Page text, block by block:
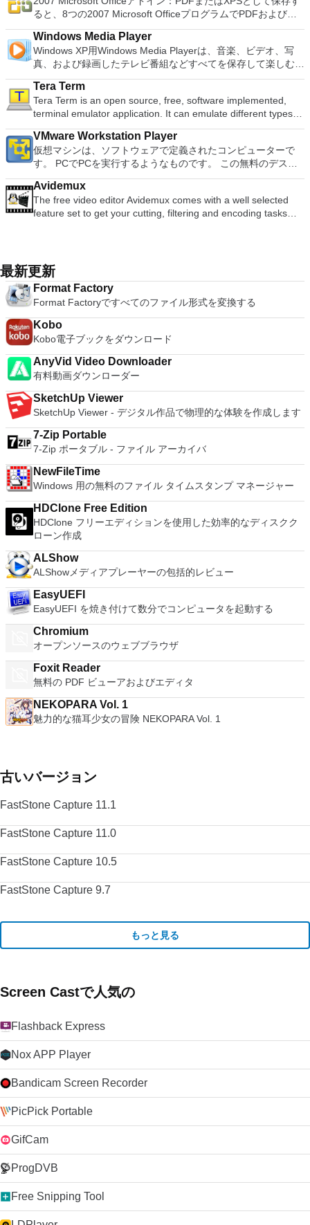
トヴィエシュ、リエトゥビウ、マジャール、オランダ、ノルス
ク、ポルスキ、ポルトガル、ポルトガル、スロヴェンスキー、
スロベンツキー、スロヴェンスキーSrpski、Suomi、
Svenska、Türkçe。
1080pまたは4K HDでゲームをプレイできます。 全体とし
ゲームを高い精度でエミュレートでき、Windowsとエミュレ
ーターを切り替えることができます。欠点は、高速ゲームに苦
労し、時々フリーズまたはクラッシュすることです。* PCSX2
を使用するには、コンソールから抽出できるPlaystation 2
BIOSが必要です。
Roaming and Docer online templates. Key features include:
Writer Efficient word processor. Presentation Multimedia
presentations creator. Spreadsheets Powerful tool for data
processing and analysis. 100% compatible with MS Office
document file types (.docx, .pptx, .xlsx, etc.). Thousands of
support (iOS and Android). WPS Cloud Storage included.
Although it is a free suite, WPS Office 2016 Free comes with
many innovative features, including a useful a paragraph
adjustment tool int he Writer program. It has an Office to PDF
converter, automatic spell checking and word count features.
It also has some neat tools such as the Watermark in
document, and converting PowerPoint to Word document
support. Overall, WPS Office 2016 Free is a good alternative
to Microsoft's offering. The Writer program is a versatile word
processor; the Presentation program is an easy to use and
effective slide show maker that helps you to create impressive
モート展開に使用可能なMSIがあります。デスクトッププラッ
トフォームにVNC Viewerをインストールする権限がない場合
は、スタンドアロンオプションを選択する必要があります。
主な機能は次のとおりです。 クラウドサービスを介してVNC
Connectを実行しているコンピューターに接続します。 Apple
Screen Sharing（ARD）などのサードパーティ製のVNC互換
ソフトウェアを実行しているコンピューターに直接接続しま
す。 各デバイスでVNC Viewerにサインインして、すべてのデ
バイス間の接続をバックアップおよび同期します。 仮想キー
の高度なキーが含まれています。 Bluetoothキーボードのサポ
ート。 VNC Connectサブスクリプションには、無料、有料、
試用の3つのバージョンがあります。 制御する必要のあるマシ
ンごとに、RealVNCのWebサイトにアクセスして、各コンピ
ューターにVNC Connectをダウンロードするだけです。次
に、RealVNCアカウントの資格情報を使用して、ローカルマ
シンでVNC Viewerにサインインします。そこから、コンピュ
ューターへのログインに使用するのと同じユーザー名とパスワ
ードを入力するだけです。 WIN 7,8,8.1,10をサポートしま
す。 VNC ViewerのMacバージョンをお探しですか？ここから
ダウンロード
ラウンドサウンドシステムの可能性を解き放ち、360°ビデオ
の増え続けるコレクションへのアクセスで仮想世界に没頭する
か、PCまたはラップトップでの比類のない再生サポートと独
自の強化により、どこにいても簡単にリラックスできます。
新機能は次のとおりです。 4K DHR向けに最適化 Ultra HD
Blu-ray、4K、HEVC / H.265およびHDR10コンテンツをサポー
ト全画面モードで21：9モニターで2.35：1の映画を見る常時
オンのミニビューでYouTubeライブを見る YouTubeおよび
Vimeoで4K HDRおよび360ビデオを再生 VRエクスペリエンス
の向上：Microsoft Mixed Realityヘッドセット、HTC、VIVE、
およびOculus Riftをサポート Fire TVとキャストのサポート
注：これは商用トライアルです。
ると、8つの2007 Microsoft OfficeプログラムでPDFおよび
XPS形式にエクスポートして保存できます。このツールを使用
すると、これらのプログラムのサブセットでPDF形式および
XPS形式の電子メール添付ファイルとして送信することもでき
ます（特定の機能はプログラムによって異なります）。 この
ダウンロードは、次のOfficeプログラムで動作します。
Microsoft Office Access 2007。 Microsoft Office Excel 2007。
Microsoft Office InfoPath 2007。 Microsoft Office OneNote
2007。 Microsoft Office PowerPoint 2007。 Microsoft Office
Publisher 2007。 Microsoft Office Visio 2007。 Microsoft
Office Word 2007。 2007 Microsoft Officeプログラムのこの
Microsoft Save as PDFまたはXPSアドインは、2007 Microsoft
Office systemソフトウェアの補足条項であり、2007 Microsoft
Office systemソフトウェアのライセンス条項の対象となりま
す。 システム要件：サポートされているオペレーティングシ
ステム。 Windows Server 2003、Windows Vista、Windows
Windows Media Player
Windows XP用Windows Media Playerは、音楽、ビデオ、写
真、および録画したテレビ番組などすべてを保存して楽しむ最
適な機能を搭載しています。 再生、表示、外出先で楽しむた
めのポータブル デバイスとの同期、さらには家中のデバイス
との共有も、すべて1か所で行えます。 シンプルなデザイン -
まったく新しい外観でデジタル エンターテイメントを楽しめ
ます。 大好きな音楽をより多く - デジタル音楽体験がさらに
楽しくなります。 エンターテイメントをすべて1つの場所に -
音楽、ビデオ、写真、録画したテレビ番組をすべて保存して楽
しめます。 どこでも楽しめる - どこにいても音楽、ビデオ、
写真にアクセスできます。
Tera Term
Tera Term is an open source, free, software implemented,
terminal emulator application. It can emulate different types of
computer terminals, from DEC VT100 to DEC VT382, and it
supports telnet, SSH 1 & 2 and serial port connections. It also
has a built-in macro scripting language and some other useful
plugins. Key features include: Automatically creates logs with
unique log names. Supports SSH, standard telnet and serial
ports. Supports dec/digital/vt terminal standards. Tera Term is
a useful application, which allows the connection to any
remote Telnet or SSH hosts. It sports a clean and crisp layout
which is easy to master and supports remote Telnet or SSH
host connections then Tera Term is a good choice.
VMware Workstation Player
仮想マシンは、ソフトウェアで定義されたコンピューターで
す。 PCでPCを実行するようなものです。 この無料のデスク
トップ仮想化ソフトウェアアプリケーションにより、VMware
Workstation、VMware Fusion、VMware Server、または
VMware ESXで作成された仮想マシンを簡単に操作できます。
主な機能は次のとおりです。 1台のPCで複数のオペレーティ
32ビットと64ビットの両方の仮想マシンを実行します。 2-
way Virtual SMPを活用します。 サードパーティの仮想マシン
とイメージを使用します。 ホストコンピューターと仮想マシ
ン間でデータを共有します。 幅広いホストおよびゲストオペ
レーティングシステムのサポート。 USB 2.0デバイスのサポー
ト。 起動時にアプライアンス情報を取得します。 直感的なホ
ームページインターフェイスを介して仮想マシンに簡単にアク
セスできます。 VMware Playerは、Microsoft Virtual Server仮
想マシンまたはMicrosoft Virtual PC仮想マシンもサポートして
Avidemux
The free video editor Avidemux comes with a well selected
feature set to get your cutting, filtering and encoding tasks
projects and putting them into the job queue. Features: Non-
linear video editing Apply filters and effects Transcode into
various formats Insert or extract audio streams Subtitle
processor Project system Powerful scripting capabilities
Graphical or command line interfaces Video encoders:
MPEG-4 AVC, XviD, MPEG-4 ASP, MPEG-2 Video, MPEG-1
Video, DV, ... Audio encoders: AC-3, AAC, MP3, MP2, Vorbis,
PCM, ... Container: AVI, MPEG-PS/TS, MP4, MKV, FLV, OGM,
...
最新更新
Format Factory
Format Factoryですべてのファイル形式を変換する
Kobo
Kobo電子ブックをダウンロード
AnyVid Video Downloader
有料動画ダウンローダー
SketchUp Viewer
SketchUp Viewer - デジタル作品で物理的な体験を作成します
7-Zip Portable
7-Zip ポータブル - ファイル アーカイバ
NewFileTime
Windows 用の無料のファイル タイムスタンプ マネージャー
HDClone Free Edition
HDClone フリーエディションを使用した効率的なディスクク
ローン作成
ALShow
ALShowメディアプレーヤーの包括的レビュー
EasyUEFI
EasyUEFI を焼き付けて数分でコンピュータを起動する
Chromium
オープンソースのウェブブラウザ
Foxit Reader
無料の PDF ビューアおよびエディタ
NEKOPARA Vol. 1
魅力的な猫耳少女の冒険 NEKOPARA Vol. 1
古いバージョン
FastStone Capture 11.1
FastStone Capture 11.0
FastStone Capture 10.5
FastStone Capture 9.7
もっと見る
Screen Castで人気の
Flashback Express
Nox APP Player
Bandicam Screen Recorder
PicPick Portable
GifCam
ProgDVB
Free Snipping Tool